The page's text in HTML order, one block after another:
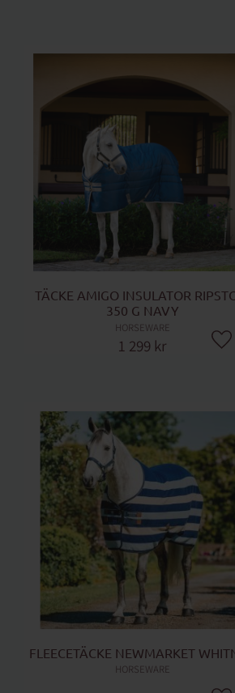
TÄCKE AMIGO INSULATOR
350 G NAVY
HORSEWARE
1 299 kr
FLEECETÄCKE NEWMARKET
HORSEWARE